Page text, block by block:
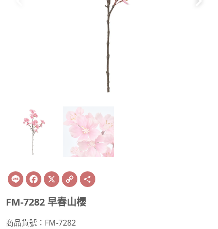
Line Facebook
X Copy
Link
FM-7282 早春山櫻
商品貨號：FM-7282